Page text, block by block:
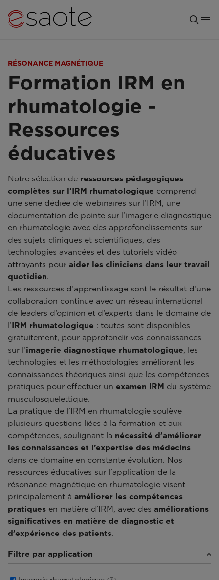
RÉSONANCE MAGNÉTIQUE
Formation IRM en
rhumatologie -
Ressources
éducatives
Notre sélection de ressources pédagogiques
complètes sur l’IRM rhumatologique comprend
une série dédiée de webinaires sur l’IRM, une
documentation de pointe sur l’imagerie diagnostique
en rhumatologie avec des approfondissements sur
des sujets cliniques et scientifiques, des
technologies avancées et des tutoriels vidéo
attrayants pour aider les cliniciens dans leur travail
quotidien.
Les ressources d’apprentissage sont le résultat d’une
collaboration continue avec un réseau international
de leaders d’opinion et d’experts dans le domaine de
l’IRM rhumatologique : toutes sont disponibles
gratuitement, pour approfondir vos connaissances
sur l’imagerie diagnostique rhumatologique, les
technologies et les méthodologies améliorant les
connaissances théoriques ainsi que les compétences
pratiques pour effectuer un examen IRM du système
musculosquelettique.
La pratique de l’IRM en rhumatologie soulève
plusieurs questions liées à la formation et aux
compétences, soulignant la nécessité d’améliorer
les connaissances et l’expertise des médecins
dans ce domaine en constante évolution. Nos
ressources éducatives sur l’application de la
résonance magnétique en rhumatologie visent
principalement à améliorer les compétences
pratiques en matière d’IRM, avec des améliorations
significatives en matière de diagnostic et
d’expérience des patients.
Filtre par application